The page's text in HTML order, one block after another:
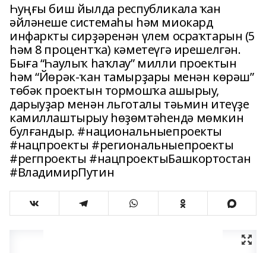
Һуңғы биш йылда республикала ҡан
әйләнеше системаһы һәм миокард
инфаркты сирҙәренән үлем осраҡтарын (5
һәм 8 процентҡа) кәметеүгә ирешелгән.
Быға “Һаулыҡ һаҡлау” милли проектын
һәм “Йөрәк-ҡан тамырҙары менән көрәш”
төбәк проектын тормошҡа ашырыу,
дарыуҙар менән льготалы тәьмин итеүҙе
камиллаштырыу һөҙөмтәһендә мөмкин
булғандыр. #национальныепроекты
#нацпроекты #региональныепроекты
#регпроекты #нацпроектыБашкортостан
#ВладимирПутин